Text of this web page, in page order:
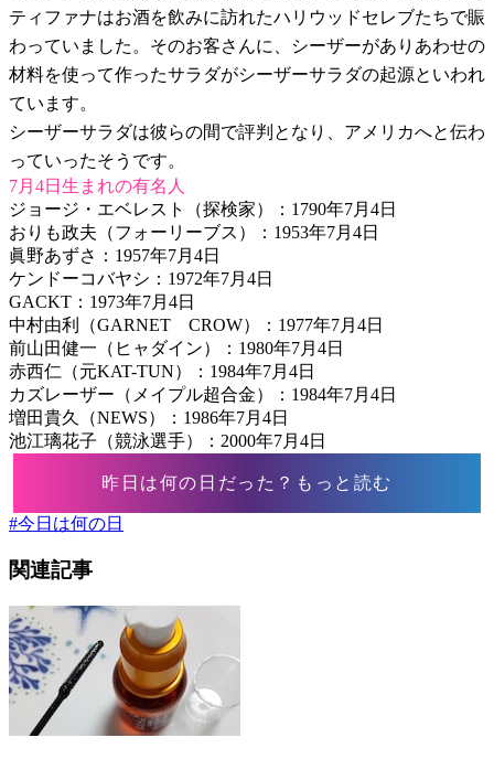
ティファナはお酒を飲みに訪れたハリウッドセレブたちで賑
わっていました。そのお客さんに、シーザーがありあわせの
材料を使って作ったサラダがシーザーサラダの起源といわれ
ています。
シーザーサラダは彼らの間で評判となり、アメリカへと伝わ
っていったそうです。
7月4日生まれの有名人
ジョージ・エベレスト（探検家）：1790年7月4日
おりも政夫（フォーリーブス）：1953年7月4日
眞野あずさ：1957年7月4日
ケンドーコバヤシ：1972年7月4日
GACKT：1973年7月4日
中村由利（GARNET CROW）：1977年7月4日
前山田健一（ヒャダイン）：1980年7月4日
赤西仁（元KAT-TUN）：1984年7月4日
カズレーザー（メイプル超合金）：1984年7月4日
増田貴久（NEWS）：1986年7月4日
池江璃花子（競泳選手）：2000年7月4日
昨日は何の日だった？もっと読む
#今日は何の日
関連記事